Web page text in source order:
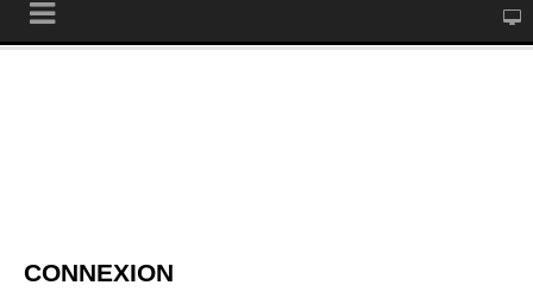
CONNEXION